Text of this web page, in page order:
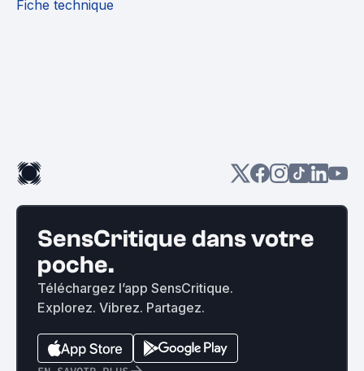
Fiche technique
SensCritique dans votre
poche.
Téléchargez l’app SensCritique.
Explorez. Vibrez. Partagez.